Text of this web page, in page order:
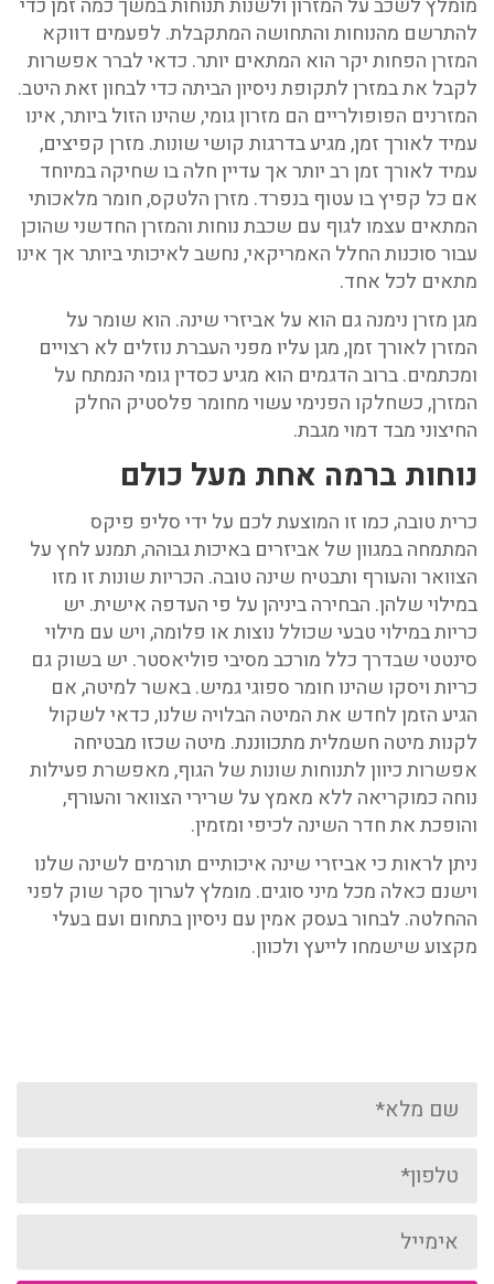
להתרשם מהנוחות והתחושה המתקבלת. לפעמים דווקא
המזרן הפחות יקר הוא המתאים יותר. כדאי לברר אפשרות
לקבל את במזרן לתקופת ניסיון הביתה כדי לבחון זאת היטב.
המזרנים הפופולריים הם מזרון גומי, שהינו הזול ביותר, אינו
עמיד לאורך זמן, מגיע בדרגות קושי שונות. מזרן קפיצים,
עמיד לאורך זמן רב יותר אך עדיין חלה בו שחיקה במיוחד
אם כל קפיץ בו עטוף בנפרד. מזרן הלטקס, חומר מלאכותי
המתאים עצמו לגוף עם שכבת נוחות והמזרן החדשני שהוכן
עבור סוכנות החלל האמריקאי, נחשב לאיכותי ביותר אך אינו
מתאים לכל אחד.
מגן מזרן נימנה גם הוא על אביזרי שינה. הוא שומר על
המזרן לאורך זמן, מגן עליו מפני העברת נוזלים לא רצויים
ומכתמים. ברוב הדגמים הוא מגיע כסדין גומי הנמתח על
המזרן, כשחלקו הפנימי עשוי מחומר פלסטיק החלק
החיצוני מבד דמוי מגבת.
נוחות ברמה אחת מעל כולם
כרית טובה, כמו זו המוצעת לכם על ידי סליפ פיקס
המתמחה במגוון של אביזרים באיכות גבוהה, תמנע לחץ על
הצוואר והעורף ותבטיח שינה טובה. הכריות שונות זו מזו
במילוי שלהן. הבחירה ביניהן על פי העדפה אישית. יש
כריות במילוי טבעי שכולל נוצות או פלומה, ויש עם מילוי
סינטטי שבדרך כלל מורכב מסיבי פוליאסטר. יש בשוק גם
כריות ויסקו שהינו חומר ספוגי גמיש. באשר למיטה, אם
הגיע הזמן לחדש את המיטה הבלויה שלנו, כדאי לשקול
לקנות מיטה חשמלית מתכווננת. מיטה שכזו מבטיחה
אפשרות כיוון לתנוחות שונות של הגוף, מאפשרת פעילות
נוחה כמוקריאה ללא מאמץ על שרירי הצוואר והעורף,
והופכת את חדר השינה לכיפי ומזמין.
ניתן לראות כי אביזרי שינה איכותיים תורמים לשינה שלנו
וישנם כאלה מכל מיני סוגים. מומלץ לערוך סקר שוק לפני
ההחלטה. לבחור בעסק אמין עם ניסיון בתחום ועם בעלי
מקצוע שישמחו לייעץ ולכוון.